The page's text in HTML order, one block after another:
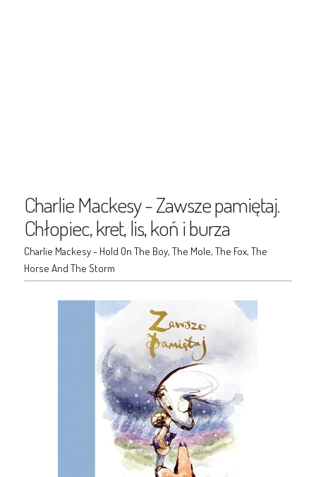
Charlie Mackesy - Zawsze pamiętaj.
Chłopiec, kret, lis, koń i burza
Charlie Mackesy - Hold On The Boy, The Mole, The Fox, The
Horse And The Storm